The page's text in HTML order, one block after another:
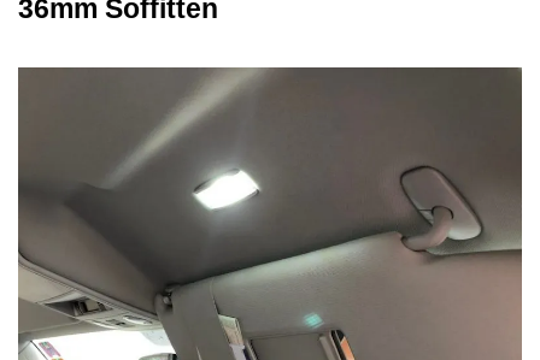
36mm Soffitten